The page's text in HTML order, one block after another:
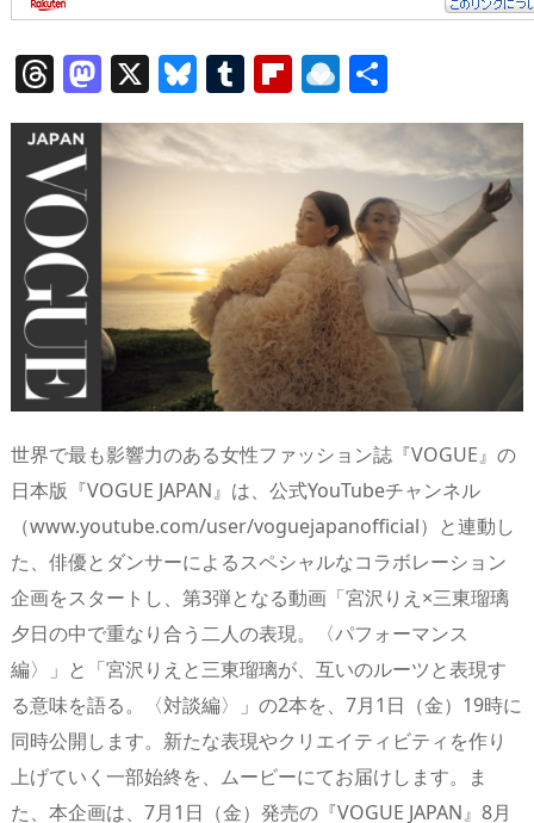
T
h
re
a
d
s
M
a
st
o
o
n
X Bl
u
e
sk
T
u
m
Fl
ip
b
o
ar
d
R
ai
n
d
ro
p.
io
有
世界で最も影響力のある女性ファッション誌『VOGUE』の
日本版『VOGUE JAPAN』は、公式YouTubeチャンネル
（www.youtube.com/user/voguejapanofficial）と連動し
た、俳優とダンサーによるスペシャルなコラボレーション
企画をスタートし、第3弾となる動画「宮沢りえ×三東瑠璃
夕日の中で重なり合う二人の表現。〈パフォーマンス
編〉」と「宮沢りえと三東瑠璃が、互いのルーツと表現す
る意味を語る。〈対談編〉」の2本を、7月1日（金）19時に
同時公開します。新たな表現やクリエイティビティを作り
上げていく一部始終を、ムービーにてお届けします。ま
た、本企画は、7月1日（金）発売の『VOGUE JAPAN』8月